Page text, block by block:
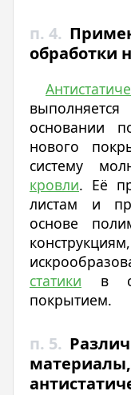
п. 4.
обработки
основании
нового
систему
кровли. Её
листам и
основе
статики в
покрытием.
п. 5.